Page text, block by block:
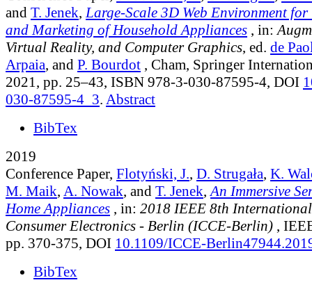
and T. Jenek, Large-Scale 3D Web Environment
and Marketing of Household Appliances , in:
Virtual Reality, and Computer Graphics, ed. de
Arpaia, and P. Bourdot , Cham, Springer
2021, pp. 25–43, ISBN 978-3-030-87595-4, DOI
030-87595-4_3. Abstract
BibTex
2019
Conference Paper, Flotyński, J., D. Strugała, K.
M. Maik, A. Nowak, and T. Jenek, An Immersive
Home Appliances , in: 2018 IEEE 8th
Consumer Electronics - Berlin (ICCE-Berlin) ,
pp. 370-375, DOI 10.1109/ICCE-
BibTex